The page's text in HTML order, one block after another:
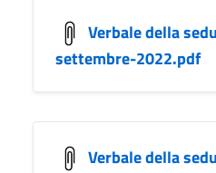
Verbale della
settembre-2022.pdf
Verbale della